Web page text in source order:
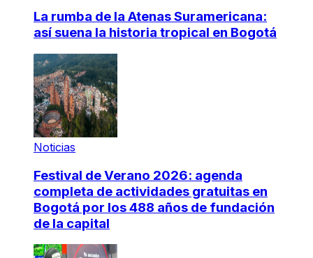
La rumba de la Atenas Suramericana:
así suena la historia tropical en Bogotá
Noticias
Festival de Verano 2026: agenda
completa de actividades gratuitas en
Bogotá por los 488 años de fundación
de la capital